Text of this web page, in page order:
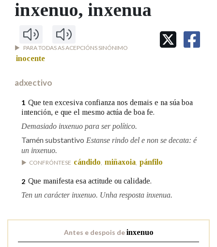
MARCIAL DEL ADALID
CASA-MUSEO EMILIA PARDO
FIGURAS HOMENAXEADAS
60 ANOS DLG
Facebook
TwitterYoutubeInstagramBluesky
BUSCAR NOS LEMAS
Comeza por
Contén
BUSCAR NO CONTIDO
Na fraseoloxía
inxenuo, inxenua
PARA TODAS AS ACEPCIÓNS SINÓNIMO
inocente
adxectivo
1 Que ten excesiva confianza nos demais e na súa boa
intención, e que el mesmo actúa de boa fe.
Demasiado inxenuo para ser político.
Tamén substantivo Estanse rindo del e non se decata: é
un inxenuo.
CONFRÓNTESE cándido miñaxoia pánfilo
2 Que manifesta esa actitude ou calidade.
Ten un carácter inxenuo. Unha resposta inxenua.
Antes e despois deinxenuo